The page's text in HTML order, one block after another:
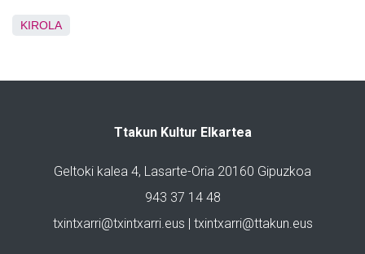
KIROLA
Ttakun Kultur Elkartea
Geltoki kalea 4, Lasarte-Oria 20160 Gipuzkoa
943 37 14 48
txintxarri@txintxarri.eus | txintxarri@ttakun.eus